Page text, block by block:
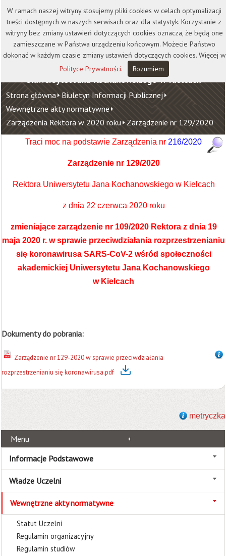
Kontakt Biblioteka
Wydawnictwo
Wirtualna Uczelnia
Uniwersytet Jana Kochanowskiego w Kielcach
Strona główna Biuletyn Informacji Publicznej
Wewnętrzne akty normatywne
Zarządzenia Rektora w 2020 roku Zarządzenie nr 129/2020
Traci moc na podstawie Zarządzenia nr 216/2020
Zarządzenie nr 129/2020
Rektora Uniwersytetu Jana Kochanowskiego w Kielcach
z dnia 22 czerwca 2020 roku
zmieniające zarządzenie nr 109/2020 Rektora z dnia 19
maja 2020 r. w sprawie przeciwdziałania rozprzestrzenianiu
się koronawirusa SARS-CoV-2 wśród społeczności
akademickiej Uniwersytetu Jana Kochanowskiego
w Kielcach
Dokumenty do pobrania:
Zarządzenie nr 129-2020 w sprawie przeciwdziałania
rozprzestrzenianiu się koronawirusa.pdf
metryczka
Menu
Informacje Podstawowe
Władze Uczelni
Wewnętrzne akty normatywne
Statut Uczelni
Regulamin organizacyjny
Regulamin studiów
W ramach naszej witryny stosujemy pliki cookies w celach optymalizacji
treści dostępnych w naszych serwisach oraz dla statystyk. Korzystanie z
witryny bez zmiany ustawień dotyczących cookies oznacza, że będą one
zamieszczane w Państwa urządzeniu końcowym. Możecie Państwo
dokonać w każdym czasie zmiany ustawień dotyczących cookies. Więcej w
Polityce Prywatności. Rozumiem